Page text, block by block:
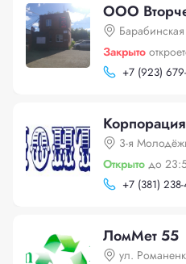
ООО
Закрыто
+7 (923)
3-я
Открыто до
+7 (381)
ЛомМет 55
ул.